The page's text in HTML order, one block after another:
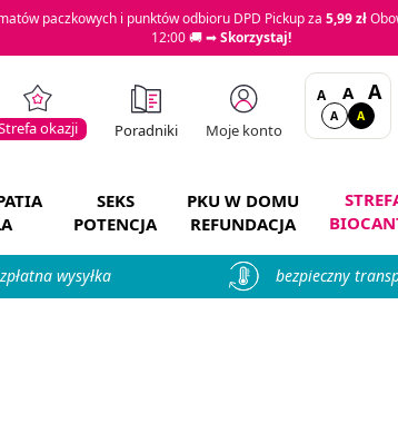
paczkowych i punktów odbioru DPD Pickup za 5,99 zł
12:00 🚚 ➡Skorzystaj!
okazji Poradniki Moje konto
A A A
A A
SEKS
POTENCJA
PKU W DOMU
REFUNDACJA
wysyłka bezpieczny